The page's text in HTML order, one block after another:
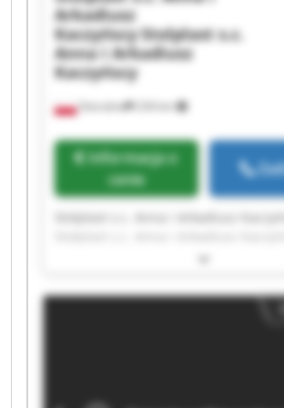
Ostrożne 234 km
Arkadiusz
KaczyńscyStolplast s.c.
Anna i Arkadiusz
Kaczyńscy
Informacja o
cenie
Stolplast s.c. Anna i Arkadiusz
Stolplast s.c. Anna i Arkadiusz
Stolplast s.c. Anna i Arkadiusz